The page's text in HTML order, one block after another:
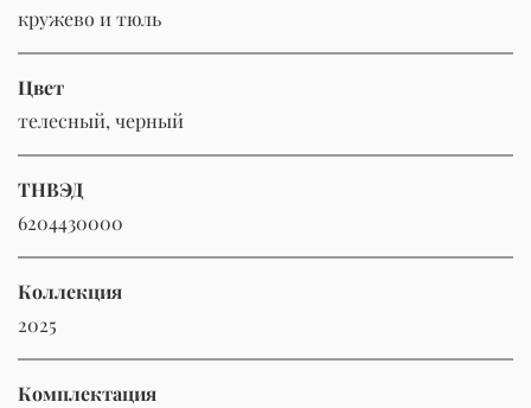
кружево и тюль
Цвет
телесный, черный
ТНВЭД
6204430000
Коллекция
2025
Комплектация